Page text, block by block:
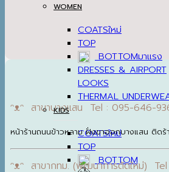
WOMEN
COATS
TOP
BOTTOM
DRESSES & AIRPORT
LOOKS
THERMAL
KIDS
COATS
TOP
BOTTOM
ᵔᴥᵔ สาขาบางแสน Tel : 095-646-
หน้าร้านถนนข้าวหลาม ฝั่งขาออกบางแสน ติ
ᵔᴥᵔ สาขากทม. (พัฒนาการตัดใหม่)